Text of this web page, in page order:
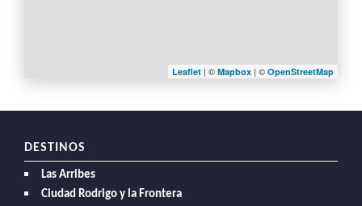
Leaflet | © Mapbox | © OpenStreetMap
DESTINOS
Las Arribes
Ciudad Rodrigo y la Frontera